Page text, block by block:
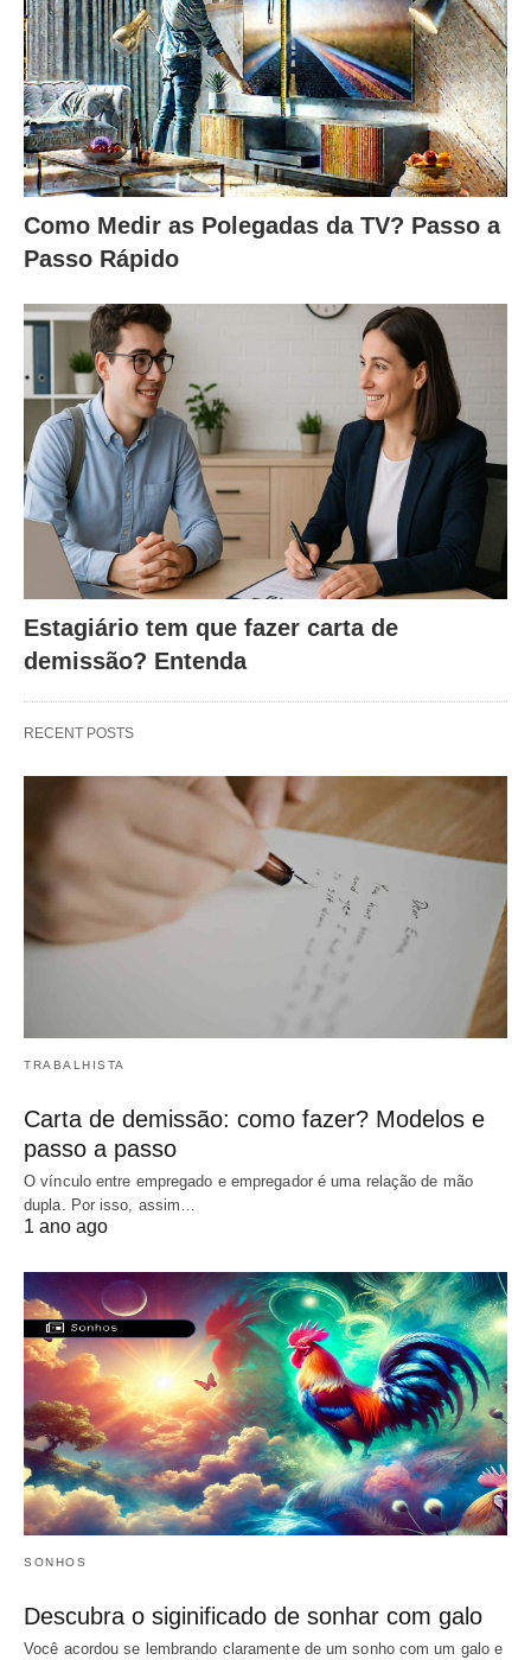
Como Medir as Polegadas da TV? Passo a
Passo Rápido
Estagiário tem que fazer carta de
demissão? Entenda
RECENT POSTS
TRABALHISTA
Carta de demissão: como fazer? Modelos e
passo a passo
O vínculo entre empregado e empregador é uma relação de mão
dupla. Por isso, assim…
1 ano ago
SONHOS
Descubra o siginificado de sonhar com galo
Você acordou se lembrando claramente de um sonho com um galo e